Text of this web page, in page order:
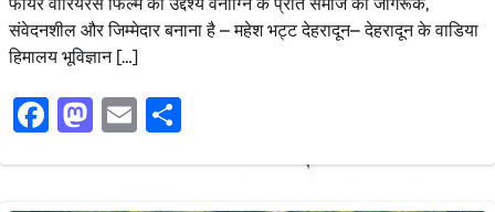
संवेदनशील और जिम्मेदार बनाना है – महेश भट्ट देहरादून– देहरादून के वाडिया
हिमालय भूविज्ञान […]
Facebook
Mastodon
Email